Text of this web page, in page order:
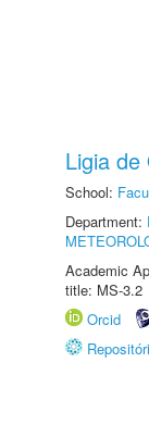
Ligia de
School:
Department:
Academic
title: MS-3.2
Orcid